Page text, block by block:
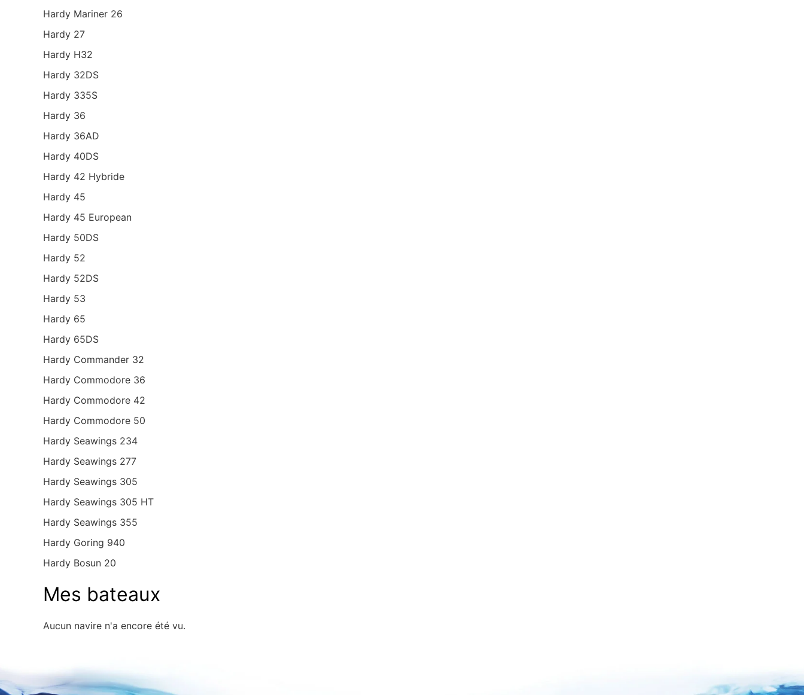
Hardy Mariner 26
Hardy 27
Hardy H32
Hardy 32DS
Hardy 335S
Hardy 36
Hardy 36AD
Hardy 40DS
Hardy 42 Hybride
Hardy 45
Hardy 45 European
Hardy 50DS
Hardy 52
Hardy 52DS
Hardy 53
Hardy 65
Hardy 65DS
Hardy Commander 32
Hardy Commodore 36
Hardy Commodore 42
Hardy Commodore 50
Hardy Seawings 234
Hardy Seawings 277
Hardy Seawings 305
Hardy Seawings 305 HT
Hardy Seawings 355
Hardy Goring 940
Hardy Bosun 20
Mes bateaux
Aucun navire n'a encore été vu.